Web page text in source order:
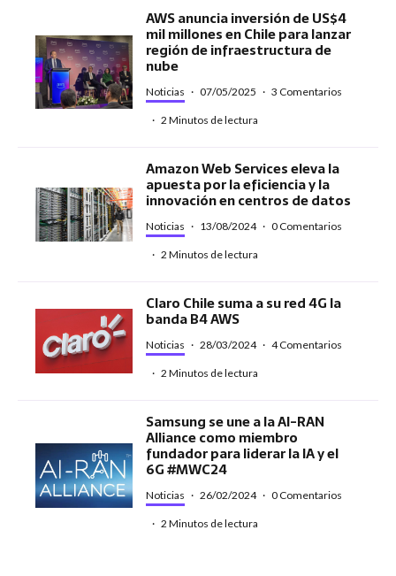
AWS anuncia inversión de US$4
mil millones en Chile para lanzar
región de infraestructura de
nube
Noticias · 07/05/2025 · 3 Comentarios
· 2 Minutos de lectura
Amazon Web Services eleva la
apuesta por la eficiencia y la
innovación en centros de datos
Noticias · 13/08/2024 · 0 Comentarios
· 2 Minutos de lectura
Claro Chile suma a su red 4G la
banda B4 AWS
Noticias · 28/03/2024 · 4 Comentarios
· 2 Minutos de lectura
Samsung se une a la AI-RAN
Alliance como miembro
fundador para liderar la IA y el
6G #MWC24
Noticias · 26/02/2024 · 0 Comentarios
· 2 Minutos de lectura